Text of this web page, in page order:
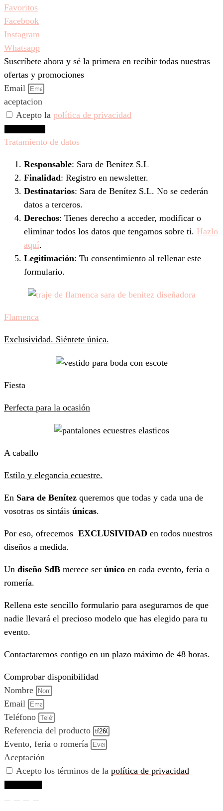
Favoritos
Facebook
Instagram
Whatsapp
Suscríbete ahora y sé la primera en recibir todas nuestras
ofertas y promociones
Email
aceptacion
Acepto la política de privacidad
Tratamiento de datos
Responsable: Sara de Benítez S.L
Finalidad: Registro en newsletter.
Destinatarios: Sara de Benítez S.L. No se cederán
datos a terceros.
Derechos: Tienes derecho a acceder, modificar o
eliminar todos los datos que tengamos sobre ti. Hazlo
aquí.
Legitimación: Tu consentimiento al rellenar este
formulario.
Flamenca
Exclusividad. Siéntete única.
Fiesta
Perfecta para la ocasión
A caballo
Estilo y elegancia ecuestre.
En Sara de Benítez queremos que todas y cada una de
vosotras os sintáis únicas.
Por eso, ofrecemos EXCLUSIVIDAD en todos nuestros
diseños a medida.
Un diseño SdB merece ser único en cada evento, feria o
romería.
Rellena este sencillo formulario para asegurarnos de que
nadie llevará el precioso modelo que has elegido para tu
evento.
Contactaremos contigo en un plazo máximo de 48 horas.
Comprobar disponibilidad
Nombre
Email
Teléfono
Referencia del producto
Evento, feria o romería
Aceptación
Acepto los términos de la política de privacidad